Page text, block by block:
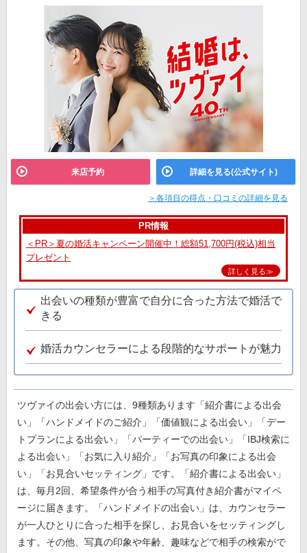
来店予約 詳細を見る(公式サイト)
＞各項目の得点・口コミの詳細を見る
PR情報
＜PR＞夏の婚活キャンペーン開催中！総額51,700円(税込)相当
プレゼント
詳しく見る≫
出会いの種類が豊富で自分に合った方法で婚活で
きる
婚活カウンセラーによる段階的なサポートが魅力
ツヴァイの出会い方には、9種類あります「紹介書による出会
い」「ハンドメイドのご紹介」「価値観による出会い」「デー
トプランによる出会い」「パーティーでの出会い」「IBJ検索に
よる出会い」「お気に入り紹介」「お写真の印象による出会
い」「お見合いセッティング」です。「紹介書による出会い」
は、毎月2回、希望条件が合う相手の写真付き紹介書がマイペ
ージに届きます。「ハンドメイドの出会い」は、カウンセラー
が一人ひとりに合った相手を探し、お見合いをセッティングし
ます。その他、写真の印象や年齢、趣味などで相手の検索がで